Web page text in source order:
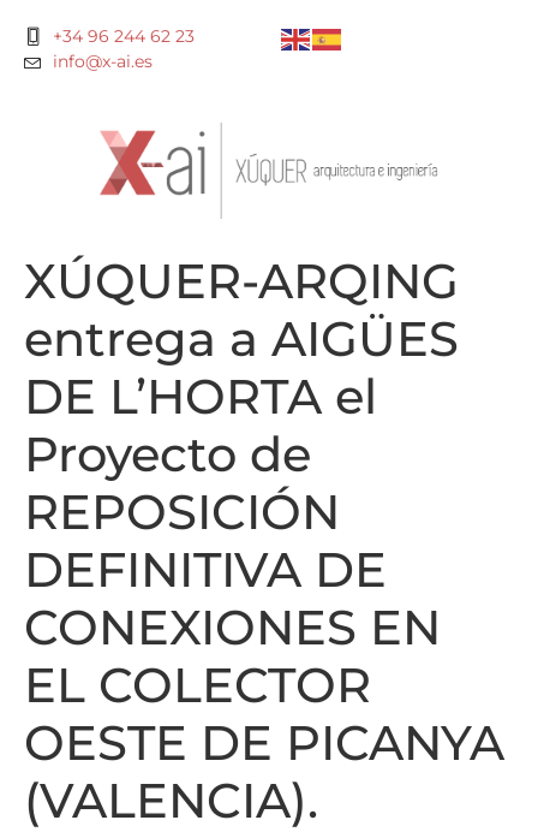
+34 96 244 62 23
info@x-ai.es
XÚQUER-ARQING
entrega a AIGÜES
DE L’HORTA el
Proyecto de
REPOSICIÓN
DEFINITIVA DE
CONEXIONES EN
EL COLECTOR
OESTE DE PICANYA
(VALENCIA).